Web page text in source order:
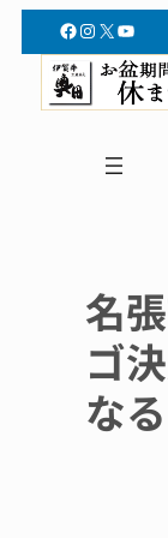
Facebook
Instagram
X
名
ゴ
な